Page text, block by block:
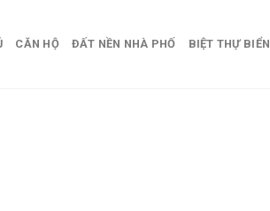
CĂN HỘ ĐẤT NỀN NHÀ PHỐ BIỆT THỰ BIỂN